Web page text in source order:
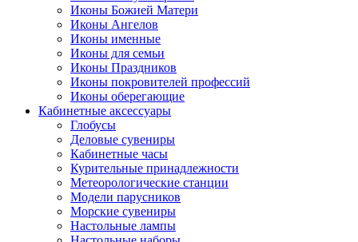
Иконы Божией Матери
Иконы Ангелов
Иконы именные
Иконы для семьи
Иконы Праздников
Иконы покровителей профессий
Иконы оберегающие
Кабинетные аксессуары
Глобусы
Деловые сувениры
Кабинетные часы
Курительные принадлежности
Метеорологические станции
Модели парусников
Морские сувениры
Настольные лампы